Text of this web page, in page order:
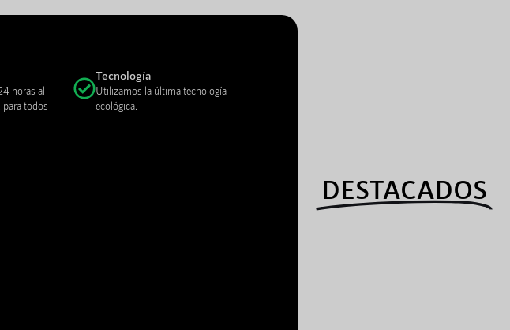
horas al
para todos
Tecnología
Utilizamos la última tecnología
ecológica.
DESTACADOS